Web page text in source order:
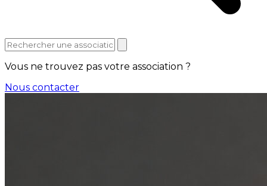
Vous ne trouvez pas votre association ?
Nous contacter